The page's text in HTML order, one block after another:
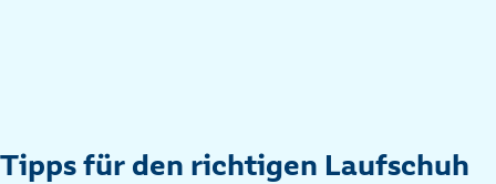
Tipps für den richtigen Laufschuh